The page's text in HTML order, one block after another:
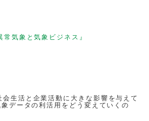
常気象と気象ビジネス』
生活と企業活動に大きな影響を与えて
データの利活用をどう変えていくの